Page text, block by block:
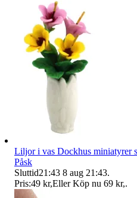
Liljor i vas Dockhus miniatyrer
Påsk
Sluttid21:43 8 aug 21:43.
Pris:49 kr,Eller Köp nu 69 kr,.